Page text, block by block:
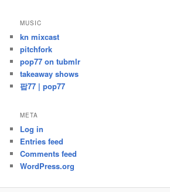
MUSIC
kn mixcast
pitchfork
pop77 on tubmlr
takeaway shows
팝77 | pop77
META
Log in
Entries feed
Comments feed
WordPress.org